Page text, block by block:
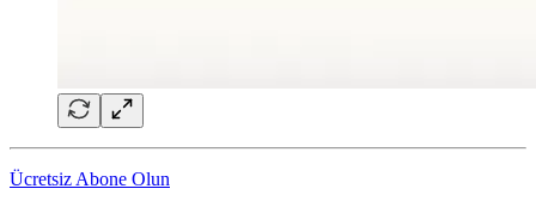
Ücretsiz Abone Olun